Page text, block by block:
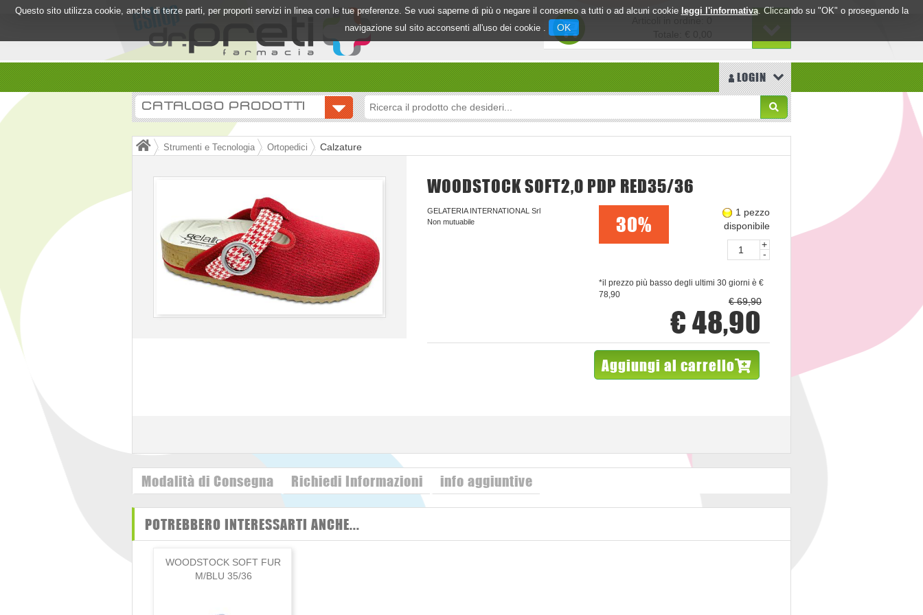
Questo sito utilizza cookie, anche di terze parti, per proporti servizi in linea con le tue preferenze. Se vuoi saperne di più o negare il consenso a tutti o ad alcuni cookie leggi l'informativa. Cliccando su "OK" o proseguendo la
navigazione sul sito acconsenti all'uso dei cookie .
OK
LOGIN
CATALOGO PRODOTTI
Strumenti e Tecnologia Ortopedici Calzature
WOODSTOCK SOFT2,0 PDP RED35/36
GELATERIA INTERNATIONAL Srl
Non mutuabile
30%
1 pezzo
disponibile
+
-
€ 69,90
€ 48,90
*il prezzo più basso degli ultimi 30 giorni è €
78,90
Aggiungi al carrello
Modalità di Consegna Richiedi Informazioni info aggiuntive
POTREBBERO INTERESSARTI ANCHE...
WOODSTOCK SOFT FUR
M/BLU 35/36